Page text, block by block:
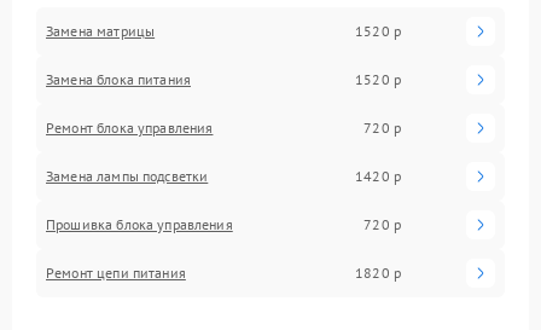
Замена матрицы 1520 р
Замена блока питания 1520 р
Ремонт блока управления 720 р
Замена лампы подсветки 1420 р
Прошивка блока управления 720 р
Ремонт цепи питания 1820 р